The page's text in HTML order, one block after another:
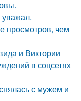
уважал.
просмотров, чем
и Виктории
в соцсетях
с мужем и